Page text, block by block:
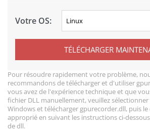
Votre OS:
TÉLÉCHARGER
Pour résoudre rapidement votre problème,
recommandons de télécharger et d'utiliser
vous avez de l'expérience technique et que
fichier DLL manuellement, veuillez
Windows et télécharger gpurecorder.dll, puis
approprié en suivant les instructions ci-
de dll.